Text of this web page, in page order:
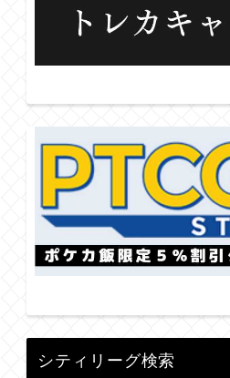
シティリーグ検索